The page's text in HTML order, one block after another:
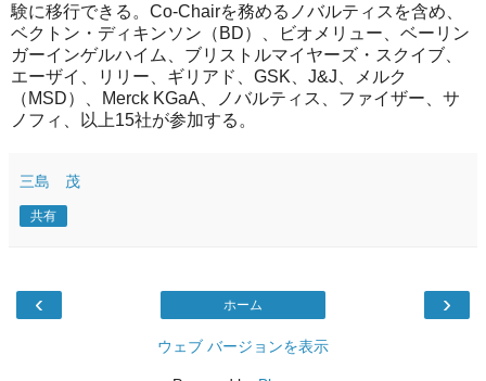
験に移行できる。Co-Chairを務めるノバルティスを含め、
ベクトン・ディキンソン（BD）、ビオメリュー、ベーリン
ガーインゲルハイム、ブリストルマイヤーズ・スクイブ、
エーザイ、リリー、ギリアド、GSK、J&J、メルク
（MSD）、Merck KGaA、ノバルティス、ファイザー、サ
ノフィ、以上15社が参加する。
三島 茂
共有
‹ ›
ホーム
ウェブ バージョンを表示